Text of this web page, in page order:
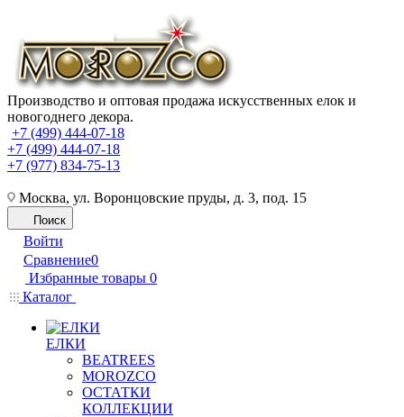
Производство и оптовая продажа искусственных елок и
новогоднего декора.
+7 (499) 444-07-18
+7 (499) 444-07-18
+7 (977) 834-75-13
Москва, ул. Воронцовские пруды, д. 3, под. 15
Поиск
Войти
Сравнение0
Избранные товары 0
Каталог
ЕЛКИ
BEATREES
MOROZCO
ОСТАТКИ
КОЛЛЕКЦИИ